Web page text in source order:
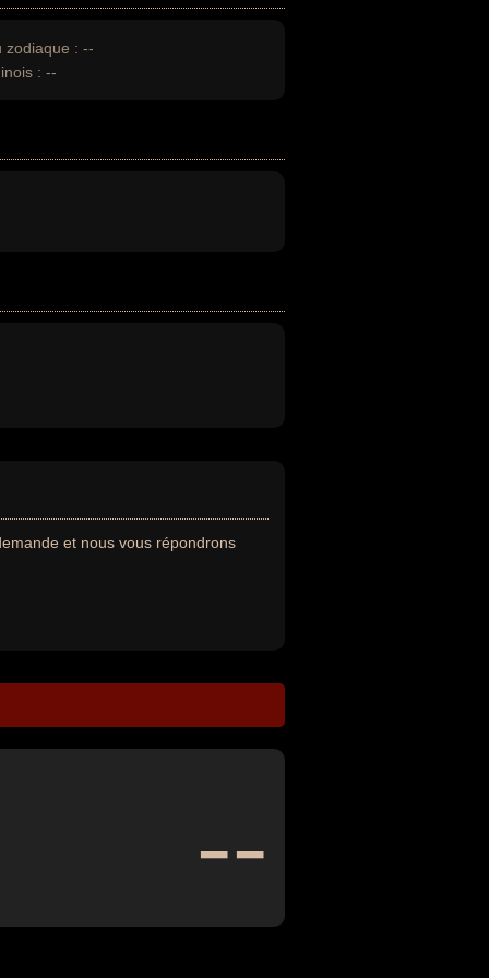
zodiaque : --
: --
et nous vous répondrons
--